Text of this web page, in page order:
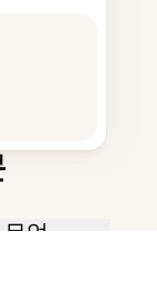
엇